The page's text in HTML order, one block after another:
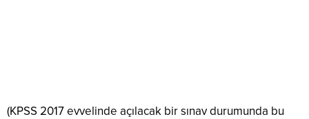
(KPSS 2017 evvelinde açılacak bir sınav durumunda bu